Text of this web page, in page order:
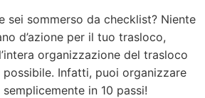
sei sommerso da checklist? Niente
d’azione per il tuo trasloco,
organizzazione del trasloco
Infatti, puoi organizzare
in 10 passi!